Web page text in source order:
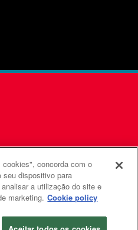
é uma agência da Igreja
Unida
Unidas. Todos os direitos
concorda com o
seu dispositivo para
a utilização do site e
marketing. Cookie policy